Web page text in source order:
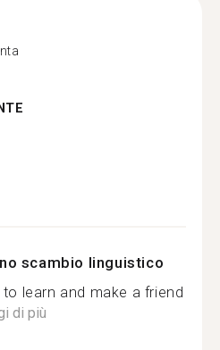
scambio linguistico
learn and make a friend
di più